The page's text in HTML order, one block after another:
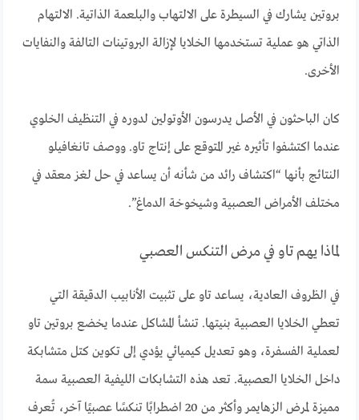
بروتين يشارك في السيطرة على الالتهاب والبلعمة الذاتية. الالتهام
الذاتي هو عملية تستخدمها الخلايا لإزالة البروتينات التالفة والنفايات
الأخرى.
كان الباحثون في الأصل يدرسون الأوتولين لدوره في التنظيف الخلوي
عندما اكتشفوا تأثيره غير المتوقع على إنتاج تاو. ووصف تانغافيلو
النتائج بأنها “اكتشاف رائد من شأنه أن يساعد في حل لغز معقد في
مختلف الأمراض العصبية وشيخوخة الدماغ”.
لماذا يهم تاو في مرض التنكس العصبي
في الظروف العادية، يساعد تاو على تثبيت الأنابيب الدقيقة التي
تعطي الخلايا العصبية بنيتها. تنشأ المشاكل عندما يخضع بروتين تاو
لعملية الفسفرة، وهو تعديل كيميائي يؤدي إلى تكوين كتل متشابكة
داخل الخلايا العصبية. تعد هذه التشابكات الليفية العصبية سمة
مميزة لمرض الزهايمر وأكثر من 20 اضطرابًا تنكسًا عصبيًا آخر، تُعرف